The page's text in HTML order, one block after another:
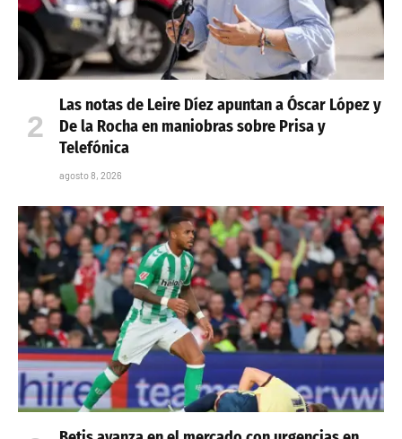
Las notas de Leire Díez apuntan a Óscar López y
De la Rocha en maniobras sobre Prisa y
Telefónica
agosto 8, 2026